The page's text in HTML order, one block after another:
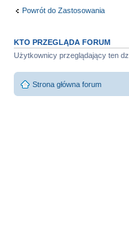
Powrót do Zastosowania
KTO PRZEGLĄDA FORUM
Użytkownicy przeglądający ten
Strona główna forum